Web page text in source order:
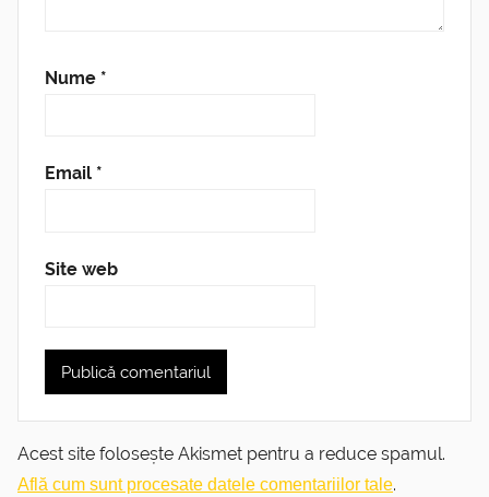
Nume *
Email *
Site web
Acest site folosește Akismet pentru a reduce spamul.
Află cum sunt procesate datele comentariilor tale.